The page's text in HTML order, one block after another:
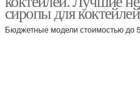
сиропы для коктейлей
Бюджетные модели стоимостью до